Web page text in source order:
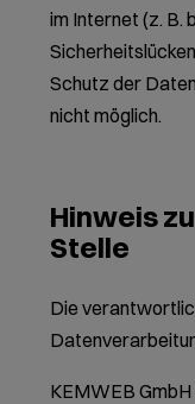
im Internet (z. B.
Schutz der
nicht möglich.
Hinweis
Stelle
Die
KEMWEB GmbH